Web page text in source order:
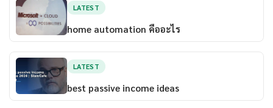
LATEST
home automation คืออะไร
LATEST
best passive income ideas